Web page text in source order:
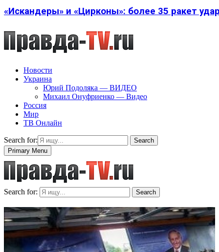
«Искандеры» и «Цирконы»: более 35 ракет
Новости
Украина
Юрий Подоляка — ВИДЕО
Михаил Онуфриенко — Видео
Россия
Мир
ТВ Онлайн
Search for:
Search
Primary Menu
Search for: Search